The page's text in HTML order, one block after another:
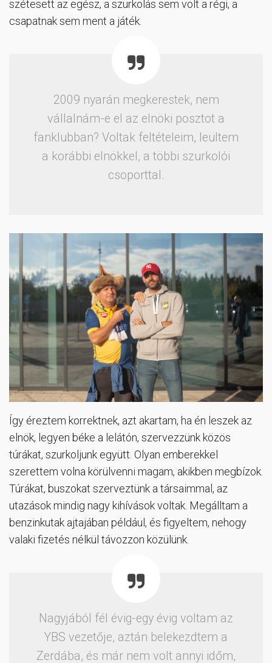
szétesett az egész, a szurkolás sem volt a régi, a
csapatnak sem ment a játék.
2009 nyarán megkerestek, nem
vállalnám-e el az elnöki posztot a
fanklubban? Voltak feltételeim, leültem
a korábbi elnökkel, a többi szurkolói
csoporttal.
Így éreztem korrektnek, azt akartam, ha én leszek az
elnök, legyen béke a lelátón, szervezzünk közös
túrákat, szurkoljunk együtt. Olyan emberekkel
szerettem volna körülvenni magam, akikben megbízok.
Túrákat, buszokat szerveztünk a társaimmal, az
utazások mindig nagy kihívások voltak. Megálltam a
benzinkutak ajtajában például, és figyeltem, nehogy
valaki fizetés nélkül távozzon közülünk.
Nagyjából fél évig-egy évig voltam az
YBS vezetője, aztán belekezdtem a
Zerdába, és már nem volt annyi időm,